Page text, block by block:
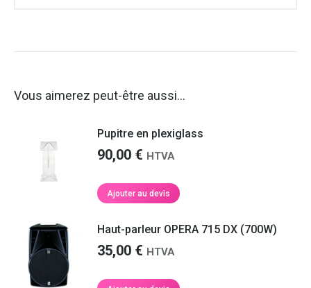
Vous aimerez peut-être aussi…
Pupitre en plexiglass
90,00 € HTVA
Ajouter au devis
Haut-parleur OPERA 715 DX (700W)
35,00 € HTVA